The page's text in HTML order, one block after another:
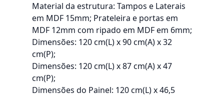
Material da estrutura: Tampos e Laterais
em MDF 15mm; Prateleira e portas em
MDF 12mm com ripado em MDF em 6mm;
Dimensões: 120 cm(L) x 90 cm(A) x 32
cm(P);
Dimensões: 120 cm(L) x 87 cm(A) x 47
cm(P);
Dimensões do Painel: 120 cm(L) x 46,5